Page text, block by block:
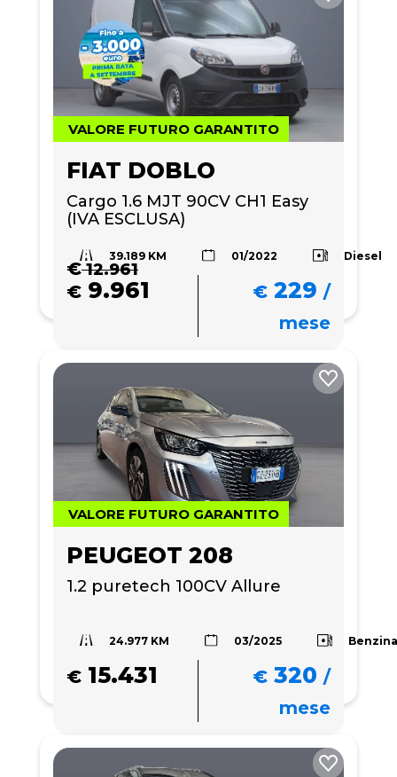
VALORE FUTURO GARANTITO
FIAT DOBLO
Cargo 1.6 MJT 90CV CH1 Easy
(IVA ESCLUSA)
39.189 KM 01/2022 Diesel
€12.961
€ 9.961 € 229 /
mese
VALORE FUTURO GARANTITO
PEUGEOT 208
1.2 puretech 100CV Allure
24.977 KM 03/2025
€ 15.431 € 320 /
mese